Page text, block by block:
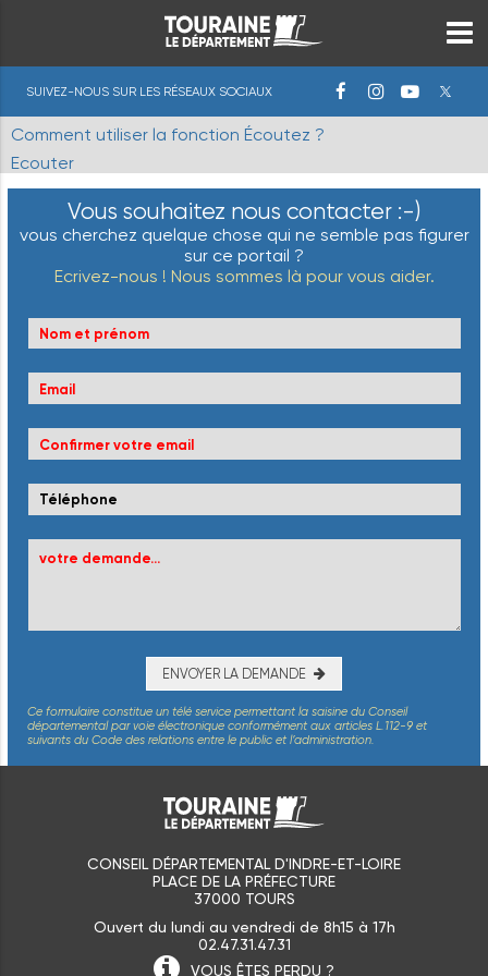
SUIVEZ-NOUS SUR LES RÉSEAUX SOCIAUX
Comment utiliser la fonction Écoutez ?
Ecouter
Vous souhaitez nous contacter :-)
vous cherchez quelque chose qui ne semble pas figurer
sur ce portail ?
Ecrivez-nous ! Nous sommes là pour vous aider.
ENVOYER LA DEMANDE
Ce formulaire constitue un télé service permettant la saisine du Conseil
départemental par voie électronique conformément aux articles L.112-9 et
suivants du Code des relations entre le public et l’administration.
CONSEIL DÉPARTEMENTAL D'INDRE-ET-LOIRE
PLACE DE LA PRÉFECTURE
37000 TOURS
Ouvert du lundi au vendredi de 8h15 à 17h
02.47.31.47.31
VOUS ÊTES PERDU ?